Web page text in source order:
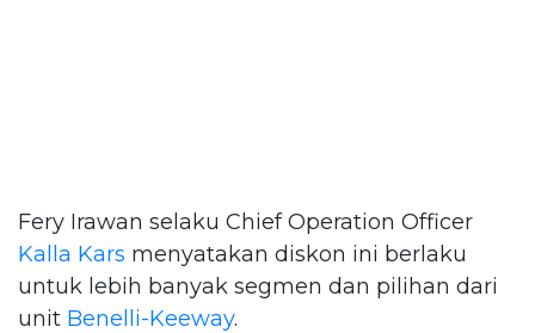
Fery Irawan selaku Chief Operation Officer
Kalla Kars menyatakan diskon ini berlaku
untuk lebih banyak segmen dan pilihan dari
unit Benelli-Keeway.